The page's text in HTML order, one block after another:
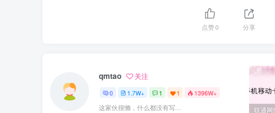
点赞0 分享
qmtao 关注
0 1.7W+ 1 1 1396W+
这家伙很懒，什么都没有写...